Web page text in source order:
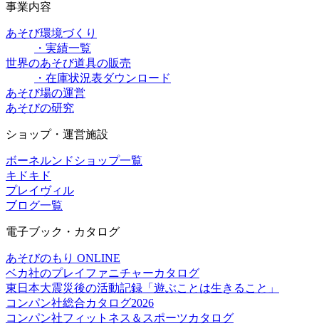
事業内容
あそび環境づくり
・実績一覧
世界のあそび道具の販売
・在庫状況表ダウンロード
あそび場の運営
あそびの研究
ショップ・運営施設
ボーネルンドショップ一覧
キドキド
プレイヴィル
ブログ一覧
電子ブック・カタログ
あそびのもり ONLINE
ベカ社のプレイファニチャーカタログ
東日本大震災後の活動記録「遊ぶことは生きること」
コンパン社総合カタログ2026
コンパン社フィットネス＆スポーツカタログ